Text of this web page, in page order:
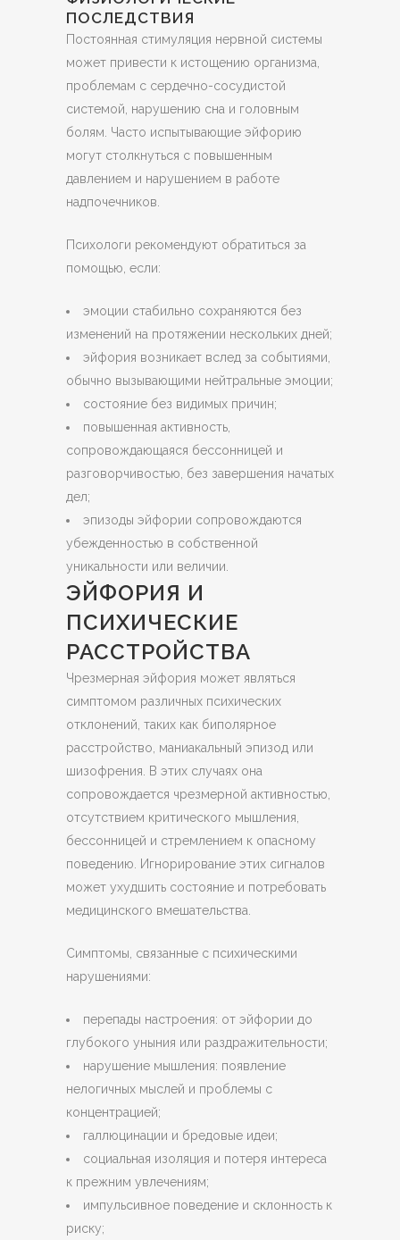
ПОСЛЕДСТВИЯ
Постоянная стимуляция нервной системы
может привести к истощению организма,
проблемам с сердечно-сосудистой
системой, нарушению сна и головным
болям. Часто испытывающие эйфорию
могут столкнуться с повышенным
давлением и нарушением в работе
надпочечников.
Психологи рекомендуют обратиться за
помощью, если:
эмоции стабильно сохраняются без
изменений на протяжении нескольких дней;
эйфория возникает вслед за событиями,
обычно вызывающими нейтральные эмоции;
состояние без видимых причин;
повышенная активность,
сопровождающаяся бессонницей и
разговорчивостью, без завершения начатых
дел;
эпизоды эйфории сопровождаются
убежденностью в собственной
уникальности или величии.
ЭЙФОРИЯ И
ПСИХИЧЕСКИЕ
РАССТРОЙСТВА
Чрезмерная эйфория может являться
симптомом различных психических
отклонений, таких как биполярное
расстройство, маниакальный эпизод или
шизофрения. В этих случаях она
сопровождается чрезмерной активностью,
отсутствием критического мышления,
бессонницей и стремлением к опасному
поведению. Игнорирование этих сигналов
может ухудшить состояние и потребовать
медицинского вмешательства.
Симптомы, связанные с психическими
нарушениями:
перепады настроения: от эйфории до
глубокого уныния или раздражительности;
нарушение мышления: появление
нелогичных мыслей и проблемы с
концентрацией;
галлюцинации и бредовые идеи;
социальная изоляция и потеря интереса
к прежним увлечениям;
импульсивное поведение и склонность к
риску;